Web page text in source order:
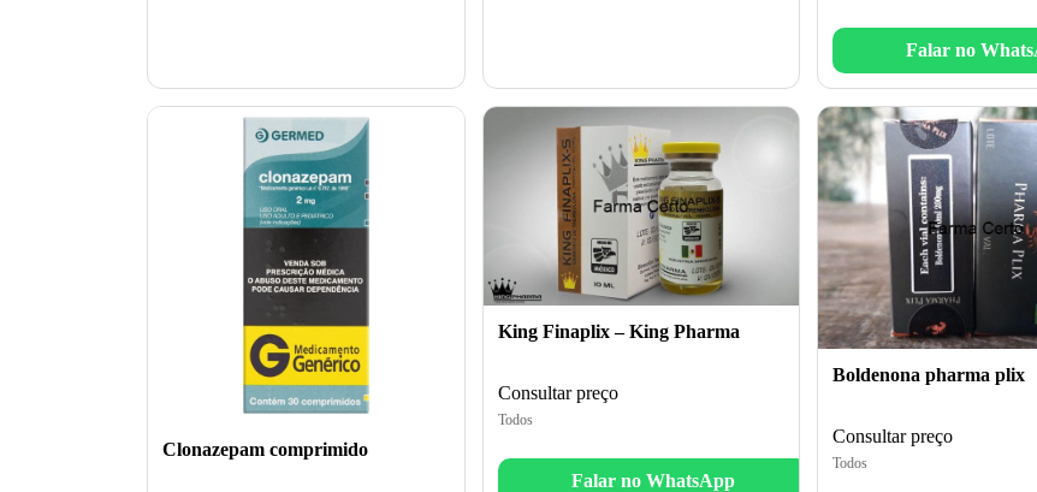
Falar no
Clonazepam comprimido
King Finaplix – King Pharma
Consultar preço
Todos
Falar no WhatsApp
Boldenona pharma plix
Consultar preço
Todos